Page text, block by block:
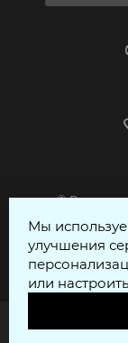
© Все
Мы
улучшения
или